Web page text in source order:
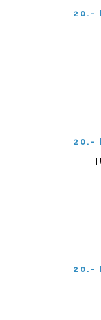
20.-
20.-
20.-